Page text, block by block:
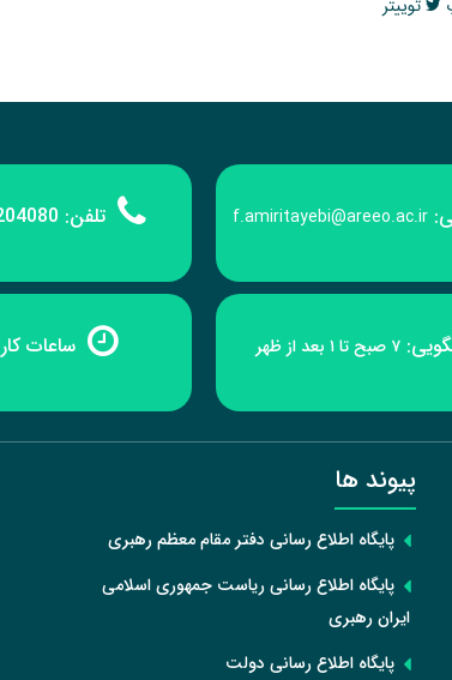
توییتر
f.amiritayebi@areeo.ac.ir تلفن:
۷ صبح تا ۱ بعد از ظهر ساعات
پیوند ها
پایگاه اطلاع رسانی دفتر مقام معظم رهبری
پایگاه اطلاع رسانی ریاست جمهوری اسلامی
ایران رهبری
پایگاه اطلاع رسانی دولت